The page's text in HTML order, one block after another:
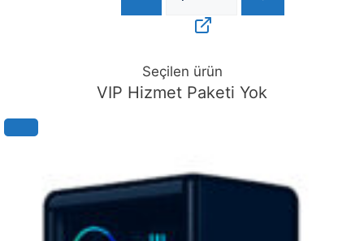
Seçilen ürün
VIP Hizmet Paketi Yok